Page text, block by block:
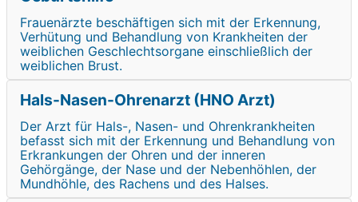
Frauenärzte beschäftigen sich mit der Erkennung,
Verhütung und Behandlung von Krankheiten der
weiblichen Geschlechtsorgane einschließlich der
weiblichen Brust.
Hals-Nasen-Ohrenarzt (HNO Arzt)
Der Arzt für Hals-, Nasen- und Ohrenkrankheiten
befasst sich mit der Erkennung und Behandlung von
Erkrankungen der Ohren und der inneren
Gehörgänge, der Nase und der Nebenhöhlen, der
Mundhöhle, des Rachens und des Halses.